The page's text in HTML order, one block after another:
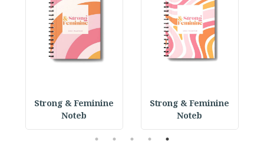
Strong & Feminine
Noteb
Strong & Feminine
Noteb
1
2
3
4
5